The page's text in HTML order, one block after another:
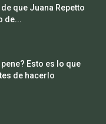
que Juana Repetto
de...
Esto es lo que
de hacerlo